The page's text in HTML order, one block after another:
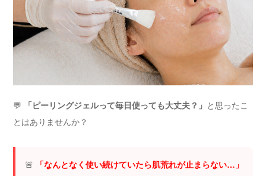
💬 「ピーリングジェルって毎日使っても大丈夫？」 と思ったこ
とはありませんか？
🚨
「なんとなく使い続けていたら肌荒れが止まらない…」